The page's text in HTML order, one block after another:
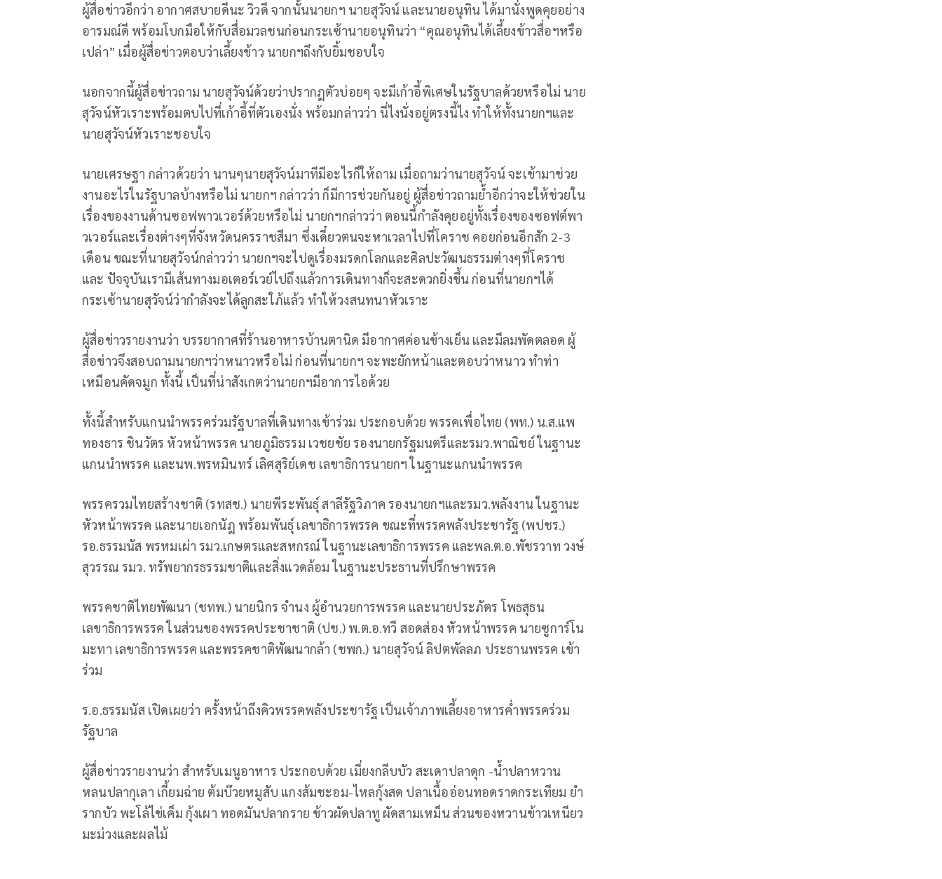
ผู้สื่อข่าวอีกว่า อากาศสบายดีนะ วิวดี จากนั้นนายกฯ นายสุวัจน์ และนายอนุทิน ได้มานั่งพูดคุยอย่าง
อารมณ์ดี พร้อมโบกมือให้กับสื่อมวลชนก่อนกระเซ้านายอนุทินว่า “คุณอนุทินได้เลี้ยงข้าวสื่อฯหรือ
เปล่า” เมื่อผู้สื่อข่าวตอบว่าเลี้ยงข้าว นายกฯถึงกับยิ้มชอบใจ
นอกจากนี้ผู้สื่อข่าวถาม นายสุวัจน์ด้วยว่าปรากฎตัวบ่อยๆ จะมีเก้าอี้พิเศษในรัฐบาลด้วยหรือไม่ นาย
สุวัจน์หัวเราะพร้อมตบไปที่เก้าอี้ที่ตัวเองนั่ง พร้อมกล่าวว่า นี่ไงนั่งอยู่ตรงนี้ไง ทำให้ทั้งนายกฯและ
นายสุวัจน์หัวเราะชอบใจ
นายเศรษฐา กล่าวด้วยว่า นานๆนายสุวัจน์มาทีมีอะไรก็ให้ถาม เมื่อถามว่านายสุวัจน์ จะเข้ามาช่วย
งานอะไรในรัฐบาลบ้างหรือไม่ นายกฯ กล่าวว่า ก็มีการช่วยกันอยู่ ผู้สื่อข่าวถามย้ำอีกว่าจะให้ช่วยใน
เรื่องของงานด้านซอฟพาวเวอร์ด้วยหรือไม่ นายกฯกล่าวว่า ตอนนี้กำลังคุยอยู่ทั้งเรื่องของซอฟต์พา
วเวอร์และเรื่องต่างๆที่จังหวัดนครราชสีมา ซึ่งเดี๋ยวตนจะหาเวลาไปที่โคราช คอยก่อนอีกสัก 2-3
เดือน ขณะที่นายสุวัจน์กล่าวว่า นายกฯจะไปดูเรื่องมรดกโลกและศิลปะวัฒนธรรมต่างๆที่โคราช
และ ปัจจุบันเรามีเส้นทางมอเตอร์เวย์ไปถึงแล้วการเดินทางก็จะสะดวกยิ่งขึ้น ก่อนที่นายกฯได้
กระเซ้านายสุวัจน์ว่ากำลังจะได้ลูกสะใภ้แล้ว ทำให้วงสนทนาหัวเราะ
ผู้สื่อข่าวรายงานว่า บรรยากาศที่ร้านอาหารบ้านตานิด มีอากาศค่อนข้างเย็น และมีลมพัดตลอด ผู้
สื่อข่าวจึงสอบถามนายกฯว่าหนาวหรือไม่ ก่อนที่นายกฯ จะพะยักหน้าและตอบว่าหนาว ทำท่า
เหมือนคัดจมูก ทั้งนี้ เป็นที่น่าสังเกตว่านายกฯมีอาการไอด้วย
ทั้งนี้สำหรับแกนนำพรรคร่วมรัฐบาลที่เดินทางเข้าร่วม ประกอบด้วย พรรคเพื่อไทย (พท.) น.ส.แพ
ทองธาร ชินวัตร หัวหน้าพรรค นายภูมิธรรม เวชยชัย รองนายกรัฐมนตรีและรมว.พาณิชย์ ในฐานะ
แกนนำพรรค และนพ.พรหมินทร์ เลิศสุริย์เดช เลขาธิการนายกฯ ในฐานะแกนนำพรรค
พรรครวมไทยสร้างชาติ (รทสช.) นายพีระพันธุ์ สาลีรัฐวิภาค รองนายกฯและรมว.พลังงาน ในฐานะ
หัวหน้าพรรค และนายเอกนัฎ พร้อมพันธุ์ เลขาธิการพรรค ขณะที่พรรคพลังประชารัฐ (พปชร.)
รอ.ธรรมนัส พรหมเผ่า รมว.เกษตรและสหกรณ์ ในฐานะเลขาธิการพรรค และพล.ต.อ.พัชรวาท วงษ์
สุวรรณ รมว. ทรัพยากรธรรมชาติและสิ่งแวดล้อม ในฐานะประธานที่ปรึกษาพรรค
พรรคชาติไทยพัฒนา (ชทพ.) นายนิกร จำนง ผู้อำนวยการพรรค และนายประภัตร โพธสุธน
เลขาธิการพรรค ในส่วนของพรรคประชาชาติ (ปช.) พ.ต.อ.ทวี สอดส่อง หัวหน้าพรรค นายซูการ์โน
มะทา เลขาธิการพรรค และพรรคชาติพัฒนากล้า (ชพก.) นายสุวัจน์ ลิปตพัลลภ ประธานพรรค เข้า
ร่วม
ร.อ.ธรรมนัส เปิดเผยว่า ครั้งหน้าถึงคิวพรรคพลังประชารัฐ เป็นเจ้าภาพเลี้ยงอาหารค่ำพรรคร่วม
รัฐบาล
ผู้สื่อข่าวรายงานว่า สำหรับเมนูอาหาร ประกอบด้วย เมี่ยงกลีบบัว สะเดาปลาดุก -น้ำปลาหวาน
หลนปลากุเลา เกี้ยมฉ่าย ต้มบ๊วยหมูสับ แกงส้มชะอม-ไหลกุ้งสด ปลาเนื้ออ่อนทอดราดกระเทียม ยำ
รากบัว พะโล้ไข่เค็ม กุ้งเผา ทอดมันปลากราย ข้าวผัดปลาทู ผัดสามเหม็น ส่วนของหวานข้าวเหนียว
มะม่วงและผลไม้